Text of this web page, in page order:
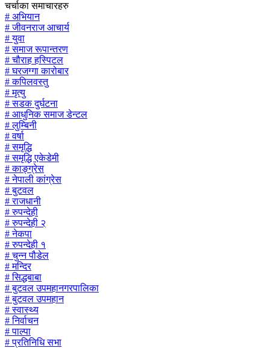
चर्चाका समाचारहरु
# अभियान
# जीवनराज आचार्य
# युवा
# समाज रूपान्तरण
# चौराह हस्पिटल
# घरजग्गा कारोबार
# कपिलवस्तु
# मृत्यु
# सडक दुर्घटना
# आधुनिक समाज डेन्टल
# लुम्बिनी
# वर्षा
# समृद्धि
# समृद्धि एकेडेमी
# काङ्ग्रेस
# नेपाली कांग्रेस
# बुटवल
# राजधानी
# रुपन्देही
# रुपन्देही २
# नेकपा
# रुपन्देही १
# चुन्न पौडेल
# मन्दिर
# सिद्धबाबा
# बुटवल उपमहानगरपालिका
# बुटवल उपमहान
# स्वास्थ्य
# निर्वाचन
# पाल्पा
# प्रतिनिधि सभा